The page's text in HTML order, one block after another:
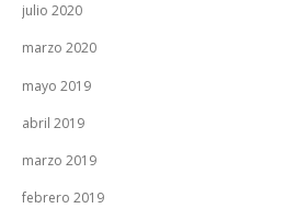
julio 2020
marzo 2020
mayo 2019
abril 2019
marzo 2019
febrero 2019